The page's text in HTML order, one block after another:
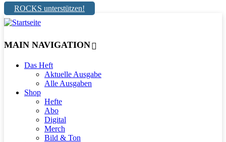
ROCKS unterstützen!
MAIN NAVIGATION
Das Heft
Aktuelle Ausgabe
Alle Ausgaben
Shop
Hefte
Abo
Digital
Merch
Bild & Ton